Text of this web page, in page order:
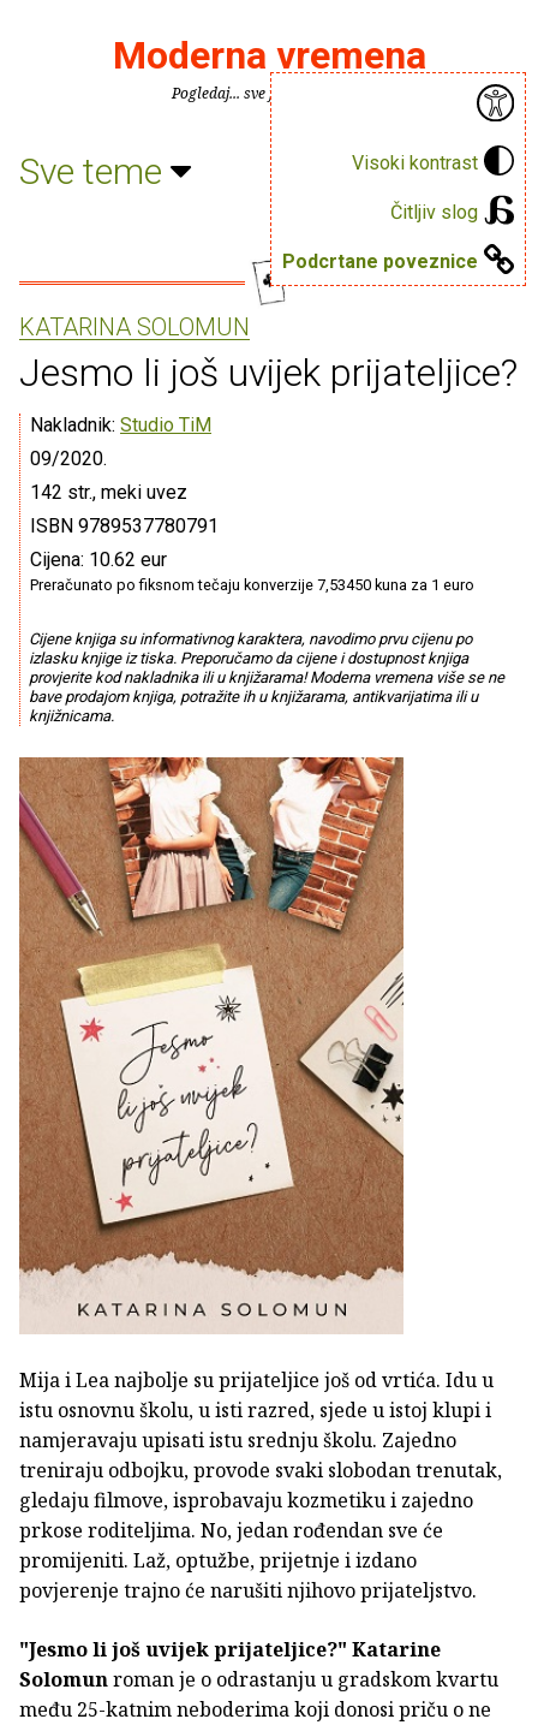
Visoki kontrast
Čitljiv slog
Podcrtane poveznice
Moderna vremena
Pogledaj... sve je puno knjiga.
Sve teme
KATARINA SOLOMUN
Jesmo li još uvijek prijateljice?
Nakladnik: Studio TiM
09/2020.
142 str., meki uvez
ISBN 9789537780791
Cijena: 10.62 eur
Preračunato po fiksnom tečaju konverzije 7,53450 kuna za 1 euro
Cijene knjiga su informativnog karaktera, navodimo prvu cijenu po
izlasku knjige iz tiska. Preporučamo da cijene i dostupnost knjiga
provjerite kod nakladnika ili u knjižarama! Moderna vremena više se ne
bave prodajom knjiga, potražite ih u knjižarama, antikvarijatima ili u
knjižnicama.
Mija i Lea najbolje su prijateljice još od vrtića. Idu u
istu osnovnu školu, u isti razred, sjede u istoj klupi i
namjeravaju upisati istu srednju školu. Zajedno
treniraju odbojku, provode svaki slobodan trenutak,
gledaju filmove, isprobavaju kozmetiku i zajedno
prkose roditeljima. No, jedan rođendan sve će
promijeniti. Laž, optužbe, prijetnje i izdano
povjerenje trajno će narušiti njihovo prijateljstvo.
"Jesmo li još uvijek prijateljice?" Katarine
Solomunroman je o odrastanju u gradskom kvartu
među 25-katnim neboderima koji donosi priču o ne